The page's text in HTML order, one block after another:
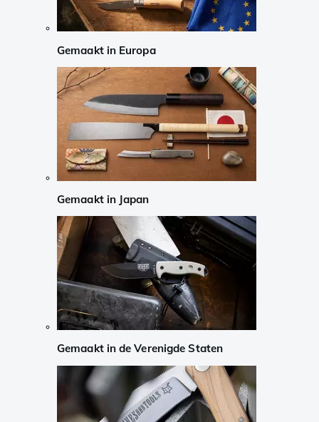
Gemaakt in Europa
Gemaakt in Japan
Gemaakt in de Verenigde Staten